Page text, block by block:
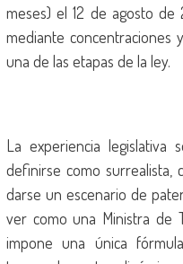
meses) el 12 de agosto de
mediante concentraciones
una de las etapas de la ley.
La experiencia legislativa
definirse como surrealista,
darse un escenario de
ver como una Ministra de
impone una única